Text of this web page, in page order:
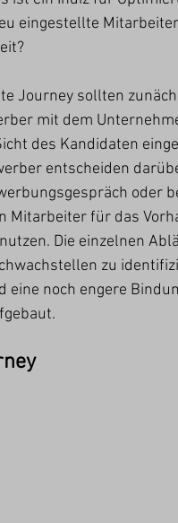
eingestellte
Journey sollten
mit dem
des Kandidaten
entscheiden
oder
Mitarbeiter für das
Die einzelnen
zu
eine noch engere